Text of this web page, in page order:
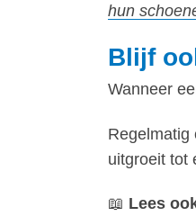
hun
Blijf
Wanneer
Regelmatig
uitgroeit tot
📖 Lees